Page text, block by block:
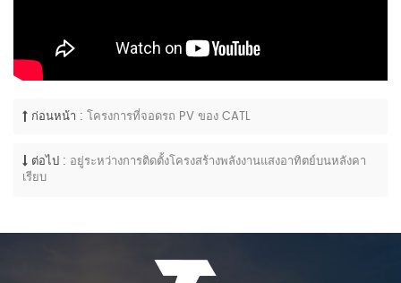
ก่อนหน้า : โครงการที่จอดรถ PV ของ CATL
ต่อไป : อยู่ระหว่างการติดตั้งโครงสร้างพลังงานแสงอาทิตย์บนหลังคา
เรียบ